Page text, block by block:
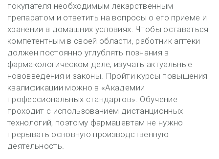
покупателя необходимым лекарственным
препаратом и ответить на вопросы о его приеме и
хранении в домашних условиях. Чтобы оставаться
компетентным в своей области, работник аптеки
должен постоянно углублять познания в
фармакологическом деле, изучать актуальные
нововведения и законы. Пройти курсы повышения
квалификации можно в «Академии
профессиональных стандартов». Обучение
проходит с использованием дистанционных
технологий, поэтому фармацевтам не нужно
прерывать основную производственную
деятельность.